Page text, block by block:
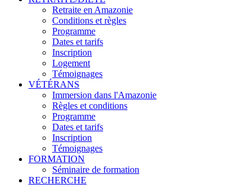
Retraite en Amazonie
Conditions et règles
Programme
Dates et tarifs
Inscription
Logement
Témoignages
VÉTÉRANS
Immersion dans l'Amazonie
Règles et conditions
Programme
Dates et tarifs
Inscription
Témoignages
FORMATION
Séminaire de formation
RECHERCHE